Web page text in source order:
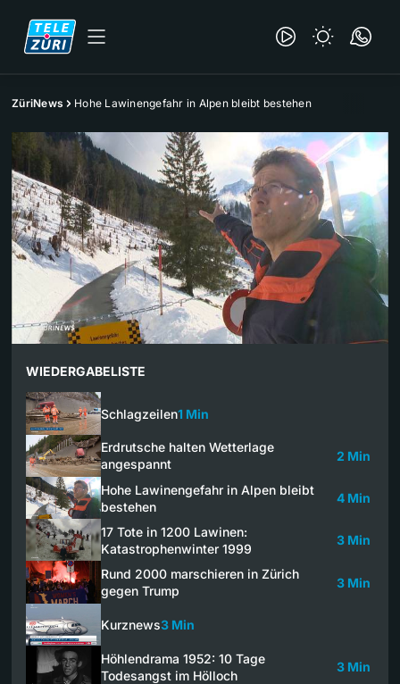
ZüriNews Hohe Lawinengefahr in Alpen bleibt bestehen
WIEDERGABELISTE
Schlagzeilen1 Min
Erdrutsche halten Wetterlage
angespannt
2 Min
Hohe Lawinengefahr in Alpen bleibt
bestehen
4 Min
17 Tote in 1200 Lawinen:
Katastrophenwinter 1999
3 Min
Rund 2000 marschieren in Zürich
gegen Trump
3 Min
Kurznews3 Min
Höhlendrama 1952: 10 Tage
Todesangst im Hölloch
3 Min